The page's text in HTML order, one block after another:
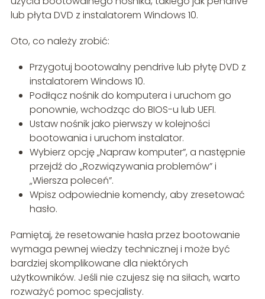
lub płyta DVD z instalatorem Windows 10.
Oto, co należy zrobić:
Przygotuj bootowalny pendrive lub płytę DVD z
instalatorem Windows 10.
Podłącz nośnik do komputera i uruchom go
ponownie, wchodząc do BIOS-u lub UEFI.
Ustaw nośnik jako pierwszy w kolejności
bootowania i uruchom instalator.
Wybierz opcję „Napraw komputer”, a następnie
przejdź do „Rozwiązywania problemów” i
„Wiersza poleceń”.
Wpisz odpowiednie komendy, aby zresetować
hasło.
Pamiętaj, że resetowanie hasła przez bootowanie
wymaga pewnej wiedzy technicznej i może być
bardziej skomplikowane dla niektórych
użytkowników. Jeśli nie czujesz się na siłach, warto
rozważyć pomoc specjalisty.